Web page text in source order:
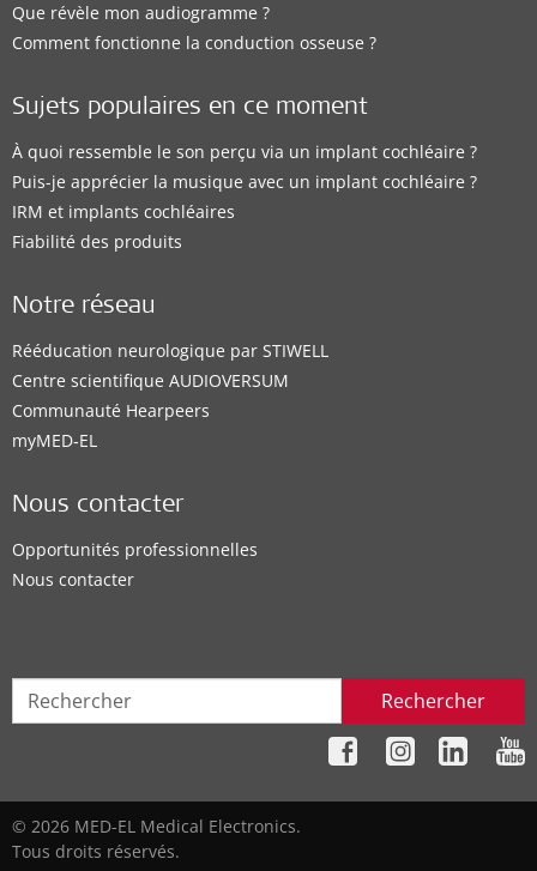
Que révèle mon audiogramme ?
Comment fonctionne la conduction osseuse ?
Sujets populaires en ce moment
À quoi ressemble le son perçu via un implant cochléaire ?
Puis-je apprécier la musique avec un implant cochléaire ?
IRM et implants cochléaires
Fiabilité des produits
Notre réseau
Rééducation neurologique par STIWELL
Centre scientifique AUDIOVERSUM
Communauté Hearpeers
myMED‑EL
Nous contacter
Opportunités professionnelles
Nous contacter
Rechercher
© 2026 MED-EL Medical Electronics.
Tous droits réservés.